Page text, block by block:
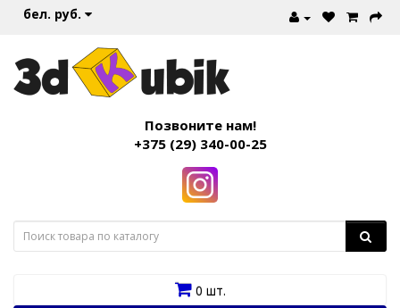
бел. руб.
Позвоните нам!
+375 (29) 340-00-25
0 шт.